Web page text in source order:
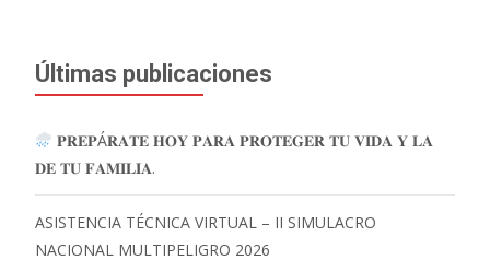
Últimas publicaciones
𝐏𝐑𝐄𝐏Á𝐑𝐀𝐓𝐄 𝐇𝐎𝐘 𝐏𝐀𝐑𝐀 𝐏𝐑𝐎𝐓𝐄𝐆𝐄𝐑 𝐓𝐔 𝐕𝐈𝐃𝐀 𝐘 𝐋𝐀
𝐃𝐄 𝐓𝐔 𝐅𝐀𝐌𝐈𝐋𝐈𝐀.
ASISTENCIA TÉCNICA VIRTUAL – II SIMULACRO
NACIONAL MULTIPELIGRO 2026